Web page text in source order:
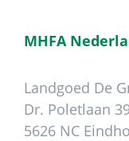
MHFA
Landgoed De
Dr. Poletlaan
5626 NC